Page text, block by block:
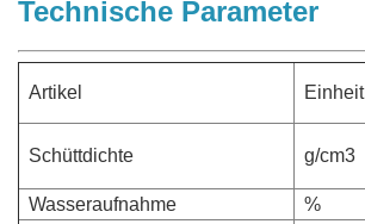
Technische Parameter
Artikel Einheit
Schüttdichte g/cm3
Wasseraufnahme %